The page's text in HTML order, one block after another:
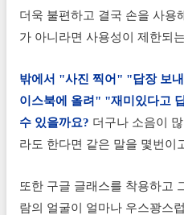
더욱 불편하고 결국 손을 사용
가 아니라면 사용성이 제한되
밖에서 "사진 찍어" "답장 보
이스북에 올려" "재미있다고
수 있을까요? 더구나 소음이
라도 한다면 같은 말을 몇번이
또한 구글 글래스를 착용하고
람의 얼굴이 얼마나 우스꽝스